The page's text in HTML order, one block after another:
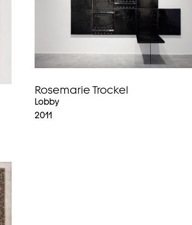
Rosemarie Trockel
Lobby
2011